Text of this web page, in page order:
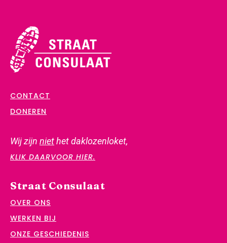
CONTACT
DONEREN
Wij zijn niethet daklozenloket,
KLIK DAARVOOR HIER.
Straat Consulaat
OVER ONS
WERKEN BIJ
ONZE GESCHIEDENIS